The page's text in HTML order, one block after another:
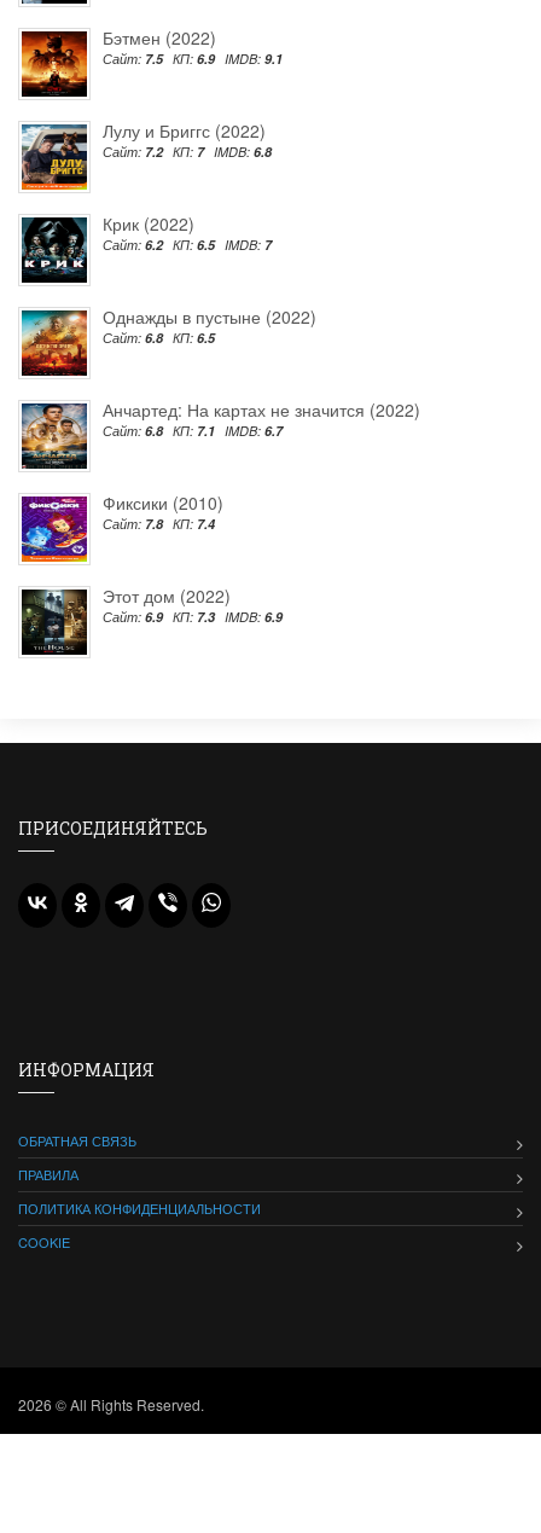
Бэтмен (2022)
Сайт: 7.5 КП: 6.9 IMDB: 9.1
Лулу и Бриггс (2022)
Сайт: 7.2 КП: 7 IMDB: 6.8
Крик (2022)
Сайт: 6.2 КП: 6.5 IMDB: 7
Однажды в пустыне (2022)
Сайт: 6.8 КП: 6.5
Анчартед: На картах не значится (2022)
Сайт: 6.8 КП: 7.1 IMDB: 6.7
Фиксики (2010)
Сайт: 7.8 КП: 7.4
Этот дом (2022)
Сайт: 6.9 КП: 7.3 IMDB: 6.9
ПРИСОЕДИНЯЙТЕСЬ
ИНФОРМАЦИЯ
ОБРАТНАЯ СВЯЗЬ
ПРАВИЛА
ПОЛИТИКА КОНФИДЕНЦИАЛЬНОСТИ
COOKIE
2026 © All Rights Reserved.